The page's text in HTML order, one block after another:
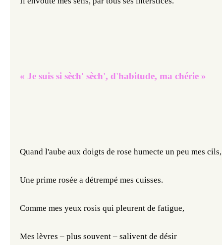
« Je suis si sèch' sèch', d'habitude, ma chérie »
Quand l'aube aux doigts de rose humecte un peu mes cils,
Une prime rosée a détrempé mes cuisses.
Comme mes yeux rosis qui pleurent de fatigue,
Mes lèvres – plus souvent – salivent de désir